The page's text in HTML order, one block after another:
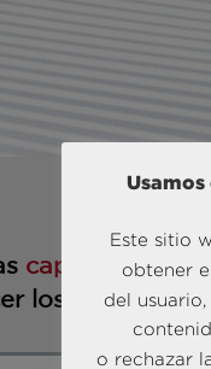
capacidades
los ingresos.
Este sitio
obtener
del
o rechazar